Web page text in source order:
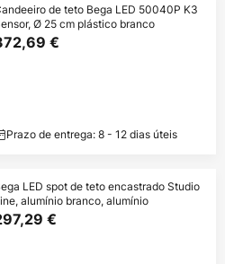
de teto Bega LED 50040P K3
Ø 25 cm plástico branco
€
Prazo de entrega: 8 - 12 dias úteis
LED spot de teto encastrado Studio
alumínio branco, alumínio
€